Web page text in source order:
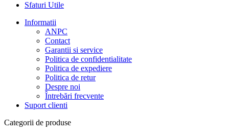
Sfaturi Utile
Informatii
ANPC
Contact
Garantii si service
Politica de confidentialitate
Politica de expediere
Politica de retur
Despre noi
Întrebări frecvente
Suport clienti
Categorii de produse